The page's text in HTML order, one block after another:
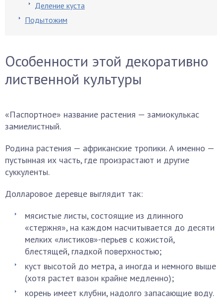
Деление куста
Подытожим
Особенности этой декоративно
лиственной культуры
«Паспортное» название растения — замиокулькас
замиелистный.
Родина растения — африканские тропики. А именно —
пустынная их часть, где произрастают и другие
суккуленты.
Долларовое деревце выглядит так:
мясистые листы, состоящие из длинного
«стержня», на каждом насчитывается до десяти
мелких «листиков»-перьев с кожистой,
блестящей, гладкой поверхностью;
куст высотой до метра, а иногда и немного выше
(хотя растет вазон крайне медленно);
корень имеет клубни, надолго запасающие воду.